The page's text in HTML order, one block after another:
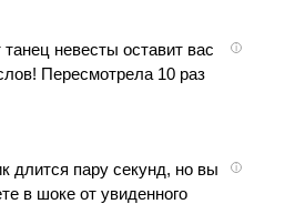
i
танец невесты оставит вас
Пересмотрела 10 раз
i
длится пару секунд, но вы
в шоке от увиденного